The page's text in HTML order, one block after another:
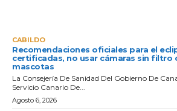
CABILDO
Recomendaciones oficiales para el
certificadas, no usar cámaras sin filtro
mascotas
La Consejería De Sanidad Del Gobierno De
Servicio Canario De...
Agosto 6, 2026